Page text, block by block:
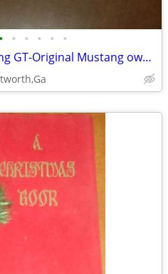
• • • • • •
Nice-1966 Mustang GT-Original Mustang owners manual